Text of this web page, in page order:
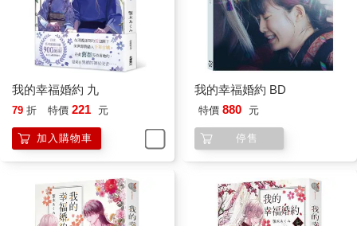
「陛下，能打擾您片刻嗎？」
這時，房間外頭傳來一個人聲。男子淡淡回了一句「無妨」之
後，一名青年以優雅的動作輕輕拉開日式拉門，安靜地踏進房
男子再次轉動他的眼球望向這名青年。
對他來說，將三件式西裝極其自然地穿上身的這名褐髮青年，雖
然有些不好應付，但在這次的任務中是必要的一顆棋子。
「你有什麼事？」
我的幸福婚約 九
79 折 特價 221 元
加入購物車
我的幸福婚約 BD
特價 880 元
停售